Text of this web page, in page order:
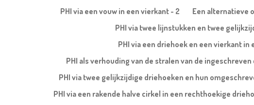
PHI via een vouw in een vierkant - 2
Een alternatieve
PHI via twee lijnstukken en twee
PHI via een driehoek en een vierkant in
PHI als verhouding van de stralen van de
PHI via twee gelijkzijdige driehoeken en hun
PHI via een rakende halve cirkel in een rechthoekige